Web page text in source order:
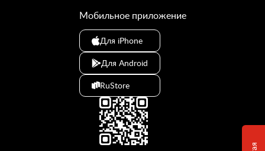
Мобильное приложение
Для iPhone
Для Android
RuStore